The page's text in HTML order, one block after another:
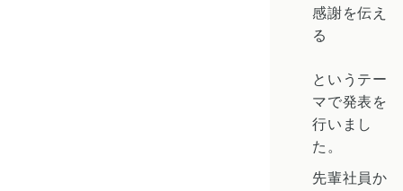
感謝を伝え
る
というテー
マで発表を
行いまし
た。
先輩社員か